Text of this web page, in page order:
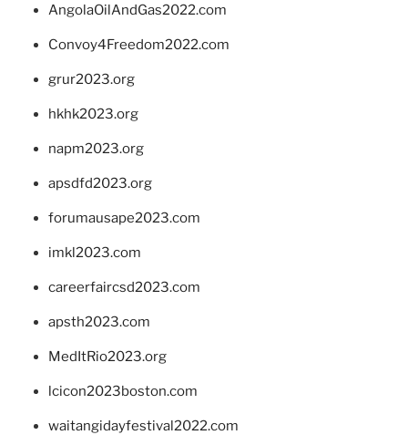
AngolaOilAndGas2022.com
Convoy4Freedom2022.com
grur2023.org
hkhk2023.org
napm2023.org
apsdfd2023.org
forumausape2023.com
imkl2023.com
careerfaircsd2023.com
apsth2023.com
MedItRio2023.org
lcicon2023boston.com
waitangidayfestival2022.com